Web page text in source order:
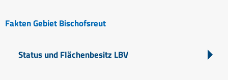
Fakten Gebiet Bischofsreut
Status und Flächenbesitz LBV